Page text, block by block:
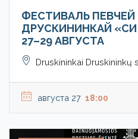
ФЕСТИВАЛЬ ПЕВЧЕЙ
ДРУСКИНИНКАЙ
27–29 АВГУСТА
Druskininkai Druskininkų
августа 27 18:00